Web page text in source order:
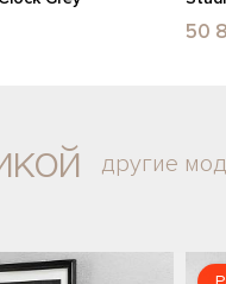
50
другие